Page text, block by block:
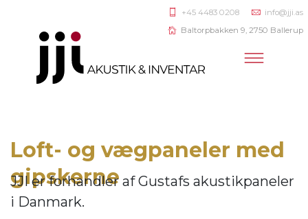
+45 4483 0208
info@jji.as
Baltorpbakken 9, 2750 Ballerup
Loft- og vægpaneler med
gipskerne
JJI er forhandler afGustafs akustikpaneler
i Danmark.